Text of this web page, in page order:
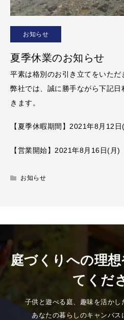
お知らせ
夏季休業のお知らせ
平素は格別のお引き立てをいただ
弊社では、誠に勝手ながら下記
きます。
【夏季休暇期間】2021年8月12
【営業開始】2021年8月16日(月)
お知らせ
庭づくりへの理
てくだ
子供と遊べる庭、趣味を活か
あなたの暮らしのキャンバス